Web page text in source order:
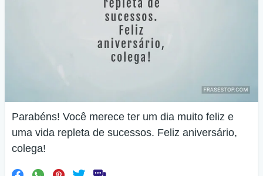
Parabéns! Você merece ter um dia muito feliz e
uma vida repleta de sucessos. Feliz aniversário,
colega!